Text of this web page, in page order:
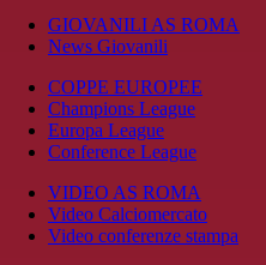
GIOVANILI AS ROMA
News Giovanili
COPPE EUROPEE
Champions League
Europa League
Conference League
VIDEO AS ROMA
Video Calciomercato
Video conferenze stampa